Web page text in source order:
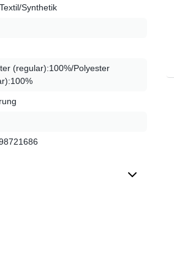
Synthetik
(regular):100%/Polyester